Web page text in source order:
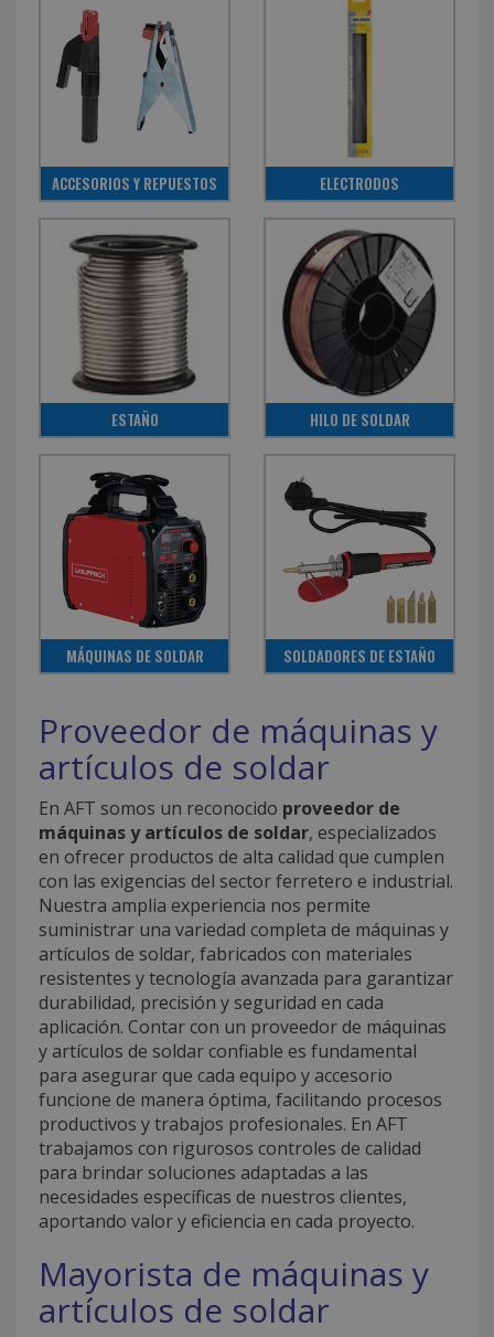
ACCESORIOS Y REPUESTOS ELECTRODOS
ESTAÑO HILO DE SOLDAR
MÁQUINAS DE SOLDAR SOLDADORES DE ESTAÑO
Proveedor de máquinas y
artículos de soldar
En AFT somos un reconocido proveedor de
máquinas y artículos de soldar, especializados
en ofrecer productos de alta calidad que cumplen
con las exigencias del sector ferretero e industrial.
Nuestra amplia experiencia nos permite
suministrar una variedad completa de máquinas y
artículos de soldar, fabricados con materiales
resistentes y tecnología avanzada para garantizar
durabilidad, precisión y seguridad en cada
aplicación. Contar con un proveedor de máquinas
y artículos de soldar confiable es fundamental
para asegurar que cada equipo y accesorio
funcione de manera óptima, facilitando procesos
productivos y trabajos profesionales. En AFT
trabajamos con rigurosos controles de calidad
para brindar soluciones adaptadas a las
necesidades específicas de nuestros clientes,
aportando valor y eficiencia en cada proyecto.
Mayorista de máquinas y
artículos de soldar